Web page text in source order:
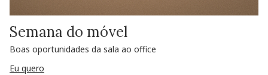
Semana do móvel
Boas oportunidades da sala ao office
Eu quero